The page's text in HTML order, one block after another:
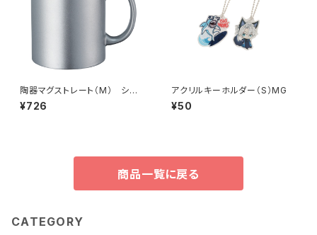
陶器マグストレート（M） シル
バー MG
¥726
アクリルキーホルダー（S）MG
¥50
商品一覧に戻る
CATEGORY